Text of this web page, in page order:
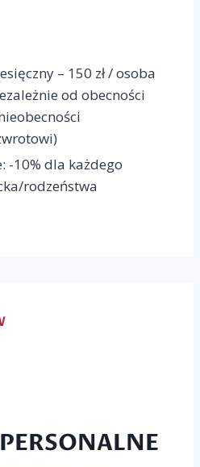
– 150 zł / osoba
od obecności
-10% dla każdego
rodzeństwa